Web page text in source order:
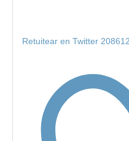
Retuitear en Twitter